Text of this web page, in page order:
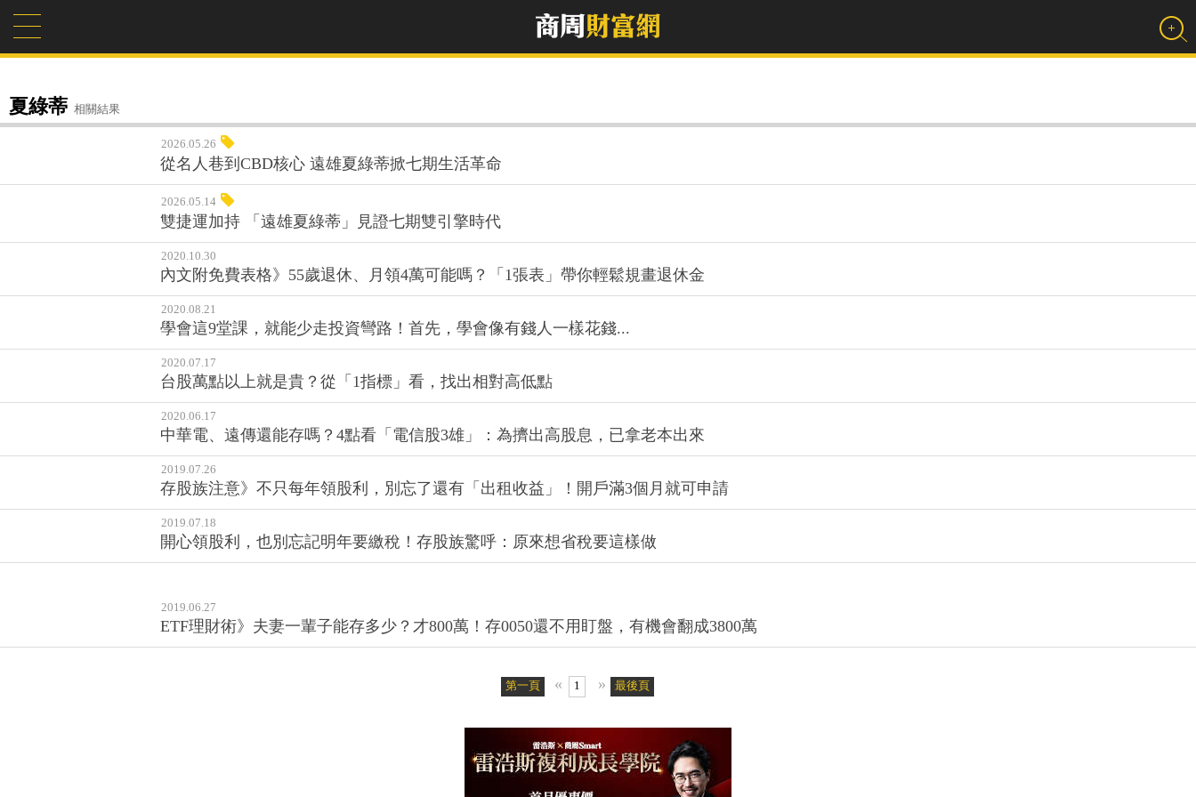
夏綠蒂 相關結果
2026.05.26
從名人巷到CBD核心 遠雄夏綠蒂掀七期生活革命
2026.05.14
雙捷運加持 「遠雄夏綠蒂」見證七期雙引擎時代
2020.10.30
內文附免費表格》55歲退休、月領4萬可能嗎？「1張表」帶你輕鬆規畫退休金
2020.08.21
學會這9堂課，就能少走投資彎路！首先，學會像有錢人一樣花錢...
2020.07.17
台股萬點以上就是貴？從「1指標」看，找出相對高低點
2020.06.17
中華電、遠傳還能存嗎？4點看「電信股3雄」：為擠出高股息，已拿老本出來
2019.07.26
存股族注意》不只每年領股利，別忘了還有「出租收益」！開戶滿3個月就可申請
2019.07.18
開心領股利，也別忘記明年要繳稅！存股族驚呼：原來想省稅要這樣做
2019.06.27
ETF理財術》夫妻一輩子能存多少？才800萬！存0050還不用盯盤，有機會翻成3800萬
第一頁 « 1 » 最後頁